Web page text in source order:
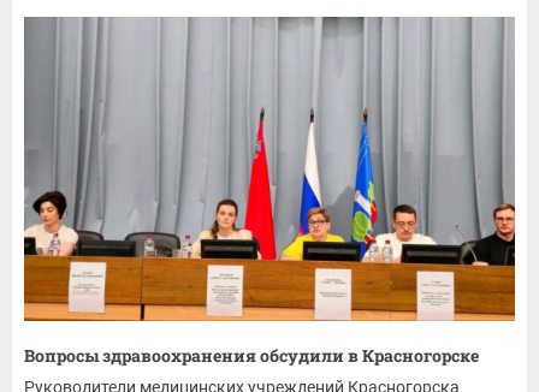
Вопросы здравоохранения обсудили в Красногорске
Руководители медицинских учреждений Красногорска